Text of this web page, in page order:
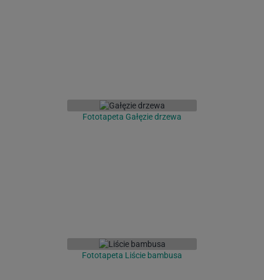
Fototapeta Gałęzie drzewa
Fototapeta Liście bambusa